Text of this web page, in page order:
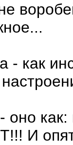
как
оно как:
И